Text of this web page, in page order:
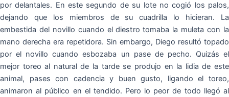
por delantales. En este segundo de su lote no cogió los palos,
dejando que los miembros de su cuadrilla lo hicieran. La
embestida del novillo cuando el diestro tomaba la muleta con la
mano derecha era repetidora. Sin embargo, Diego resultó topado
por el novillo cuando esbozaba un pase de pecho. Quizás el
mejor toreo al natural de la tarde se produjo en la lidia de este
animal, pases con cadencia y buen gusto, ligando el toreo,
animaron al público en el tendido. Pero lo peor de todo llegó al